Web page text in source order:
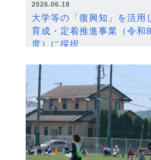
2026.06.18
大学等の「復興知」を活用
育成・定着推進事業（令和
度）に採択